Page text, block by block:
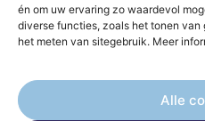
én om uw ervaring zo waardevol
diverse functies, zoals het tonen
het meten van sitegebruik. Meer
Alle